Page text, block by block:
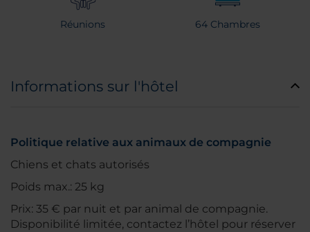
Réunions 64 Chambres
Informations sur l'hôtel
Politique relative aux animaux de compagnie
Chiens et chats autorisés
Poids max.: 25 kg
Prix: 35 € par nuit et par animal de compagnie.
Disponibilité limitée, contactez l’hôtel pour réserver